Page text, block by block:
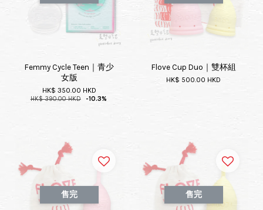
Femmy Cycle Teen｜青少
女版
HK$ 350.00 HKD
HK$ 390.00 HKD -10.3%
Flove Cup Duo｜雙杯組
HK$ 500.00 HKD
售完 售完